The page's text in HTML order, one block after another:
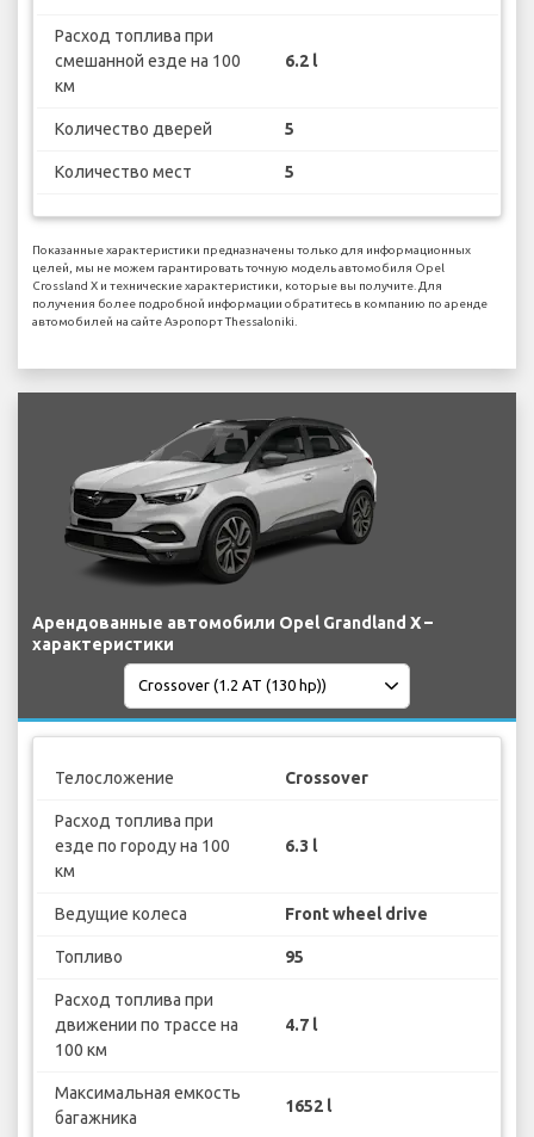
Расход топлива при
смешанной езде на 100
км
6.2 l
Количество дверей 5
Количество мест 5
Показанные характеристики предназначены только для информационных
целей, мы не можем гарантировать точную модель автомобиля Opel
Crossland X и технические характеристики, которые вы получите. Для
получения более подробной информации обратитесь в компанию по аренде
автомобилей на сайте Аэропорт Thessaloniki.
Арендованные автомобили Opel Grandland X –
характеристики
Телосложение Crossover
Расход топлива при
езде по городу на 100
км
6.3 l
Ведущие колеса Front wheel drive
Топливо 95
Расход топлива при
движении по трассе на
100 км
4.7 l
Максимальная емкость
багажника
1652 l